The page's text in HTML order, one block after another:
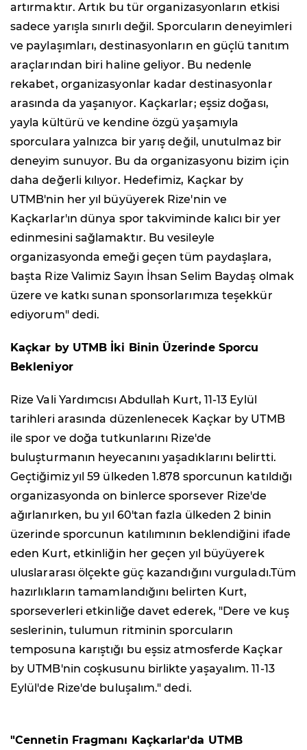
artırmaktır. Artık bu tür organizasyonların etkisi
sadece yarışla sınırlı değil. Sporcuların deneyimleri
ve paylaşımları, destinasyonların en güçlü tanıtım
araçlarından biri haline geliyor. Bu nedenle
rekabet, organizasyonlar kadar destinasyonlar
arasında da yaşanıyor. Kaçkarlar; eşsiz doğası,
yayla kültürü ve kendine özgü yaşamıyla
sporculara yalnızca bir yarış değil, unutulmaz bir
deneyim sunuyor. Bu da organizasyonu bizim için
daha değerli kılıyor. Hedefimiz, Kaçkar by
UTMB'nin her yıl büyüyerek Rize'nin ve
Kaçkarlar'ın dünya spor takviminde kalıcı bir yer
edinmesini sağlamaktır. Bu vesileyle
organizasyonda emeği geçen tüm paydaşlara,
başta Rize Valimiz Sayın İhsan Selim Baydaş olmak
üzere ve katkı sunan sponsorlarımıza teşekkür
ediyorum" dedi.
Kaçkar by UTMB İki Binin Üzerinde Sporcu
Bekleniyor
Rize Vali Yardımcısı Abdullah Kurt, 11-13 Eylül
tarihleri arasında düzenlenecek Kaçkar by UTMB
ile spor ve doğa tutkunlarını Rize'de
buluşturmanın heyecanını yaşadıklarını belirtti.
Geçtiğimiz yıl 59 ülkeden 1.878 sporcunun katıldığı
organizasyonda on binlerce sporsever Rize'de
ağırlanırken, bu yıl 60'tan fazla ülkeden 2 binin
üzerinde sporcunun katılımının beklendiğini ifade
eden Kurt, etkinliğin her geçen yıl büyüyerek
uluslararası ölçekte güç kazandığını vurguladı.Tüm
hazırlıkların tamamlandığını belirten Kurt,
sporseverleri etkinliğe davet ederek, "Dere ve kuş
seslerinin, tulumun ritminin sporcuların
temposuna karıştığı bu eşsiz atmosferde Kaçkar
by UTMB'nin coşkusunu birlikte yaşayalım. 11-13
Eylül'de Rize'de buluşalım." dedi.
"Cennetin Fragmanı Kaçkarlar'da UTMB